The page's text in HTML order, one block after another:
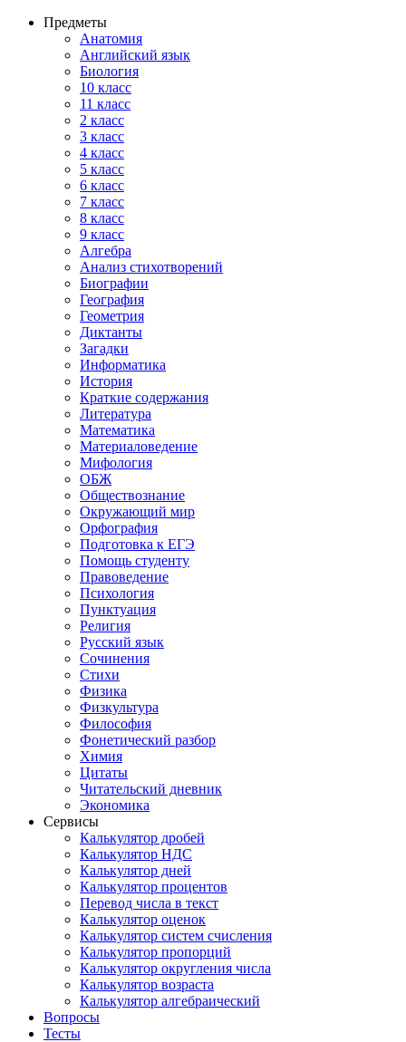
Предметы
Анатомия
Английский язык
Биология
10 класс
11 класс
2 класс
3 класс
4 класс
5 класс
6 класс
7 класс
8 класс
9 класс
Алгебра
Анализ стихотворений
Биографии
География
Геометрия
Диктанты
Загадки
Информатика
История
Краткие содержания
Литература
Математика
Материаловедение
Мифология
ОБЖ
Обществознание
Окружающий мир
Орфография
Подготовка к ЕГЭ
Помощь студенту
Правоведение
Психология
Пунктуация
Религия
Русский язык
Сочинения
Стихи
Физика
Физкультура
Философия
Фонетический разбор
Химия
Цитаты
Читательский дневник
Экономика
Сервисы
Калькулятор дробей
Калькулятор НДС
Калькулятор дней
Калькулятор процентов
Перевод числа в текст
Калькулятор оценок
Калькулятор систем счисления
Калькулятор пропорций
Калькулятор округления числа
Калькулятор возраста
Калькулятор алгебраический
Вопросы
Тесты